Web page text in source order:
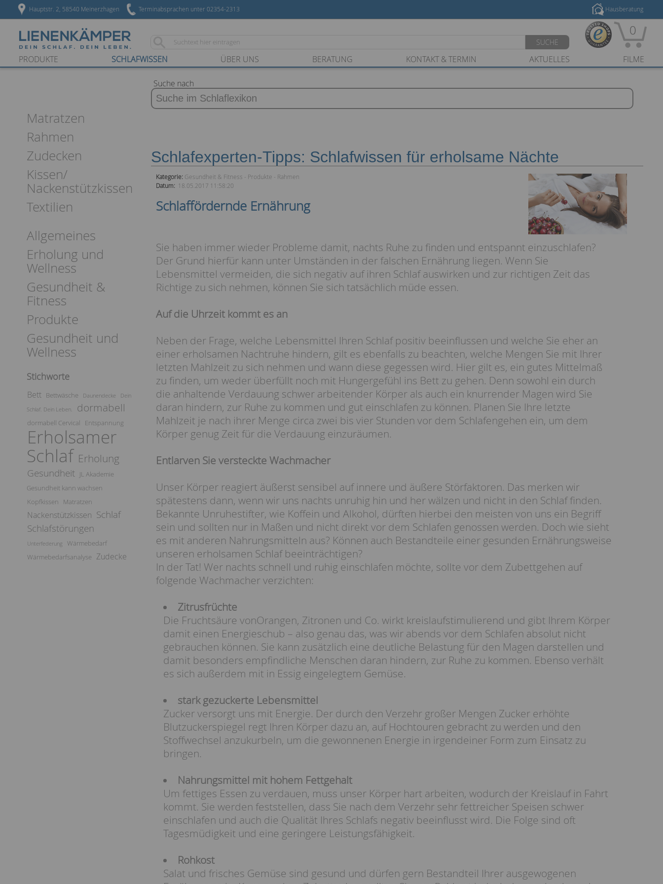
Hauptstr. 2, 58540 Meinerzhagen Terminabsprachen unter 02354-2313 Hausberatung
SUCHE
0
PRODUKTE SCHLAFWISSEN ÜBER UNS BERATUNG KONTAKT & TERMIN AKTUELLES FILME
Matratzen
Rahmen
Zudecken
Kissen/
Nackenstützkissen
Textilien
Allgemeines
Erholung und
Wellness
Gesundheit &
Fitness
Produkte
Gesundheit und
Wellness
Stichworte
Bett Bettwäsche Daunendecke
Dein
Schlaf. Dein Leben.
dormabell
dormabell Cervical Entspannung
Erholsamer
Schlaf Erholung
Gesundheit JL Akademie
Gesundheit kann wachsen
Kopfkissen
Matratzen
Nackenstützkissen Schlaf
Schlafstörungen
Unterfederung
Wärmebedarf
Wärmebedarfsanalyse
Zudecke
Suche nach
Schlafexperten-Tipps: Schlafwissen für erholsame Nächte
Kategorie: Gesundheit & Fitness Produkte
Rahmen
Datum: 18.05.2017 11:58:20
Schlaffördernde Ernährung
Sie haben immer wieder Probleme damit, nachts Ruhe zu finden und entspannt einzuschlafen?
Der Grund hierfür kann unter Umständen in der falschen Ernährung liegen. Wenn Sie
Lebensmittel vermeiden, die sich negativ auf ihren Schlaf auswirken und zur richtigen Zeit das
Richtige zu sich nehmen, können Sie sich tatsächlich müde essen.
Auf die Uhrzeit kommt es an
Neben der Frage, welche Lebensmittel Ihren Schlaf positiv beeinflussen und welche Sie eher an
einer erholsamen Nachtruhe hindern, gilt es ebenfalls zu beachten, welche Mengen Sie mit Ihrer
letzten Mahlzeit zu sich nehmen und wann diese gegessen wird. Hier gilt es, ein gutes Mittelmaß
zu finden, um weder überfüllt noch mit Hungergefühl ins Bett zu gehen. Denn sowohl ein durch
die anhaltende Verdauung schwer arbeitender Körper als auch ein knurrender Magen wird Sie
daran hindern, zur Ruhe zu kommen und gut einschlafen zu können. Planen Sie Ihre letzte
Mahlzeit je nach ihrer Menge circa zwei bis vier Stunden vor dem Schlafengehen ein, um dem
Körper genug Zeit für die Verdauung einzuräumen.
Entlarven Sie versteckte Wachmacher
Unser Körper reagiert äußerst sensibel auf innere und äußere Störfaktoren. Das merken wir
spätestens dann, wenn wir uns nachts unruhig hin und her wälzen und nicht in den Schlaf finden.
Bekannte Unruhestifter, wie Koffein und Alkohol, dürften hierbei den meisten von uns ein Begriff
sein und sollten nur in Maßen und nicht direkt vor dem Schlafen genossen werden. Doch wie sieht
es mit anderen Nahrungsmitteln aus? Können auch Bestandteile einer gesunden Ernährungsweise
unseren erholsamen Schlaf beeinträchtigen?
In der Tat! Wer nachts schnell und ruhig einschlafen möchte, sollte vor dem Zubettgehen auf
folgende Wachmacher verzichten:
Zitrusfrüchte
Die Fruchtsäure vonOrangen, Zitronen und Co. wirkt kreislaufstimulierend und gibt Ihrem Körper
damit einen Energieschub – also genau das, was wir abends vor dem Schlafen absolut nicht
gebrauchen können. Sie kann zusätzlich eine deutliche Belastung für den Magen darstellen und
damit besonders empfindliche Menschen daran hindern, zur Ruhe zu kommen. Ebenso verhält
es sich außerdem mit in Essig eingelegtem Gemüse.
stark gezuckerte Lebensmittel
Zucker versorgt uns mit Energie. Der durch den Verzehr großer Mengen Zucker erhöhte
Blutzuckerspiegel regt Ihren Körper dazu an, auf Hochtouren gebracht zu werden und den
Stoffwechsel anzukurbeln, um die gewonnenen Energie in irgendeiner Form zum Einsatz zu
bringen.
Nahrungsmittel mit hohem Fettgehalt
Um fettiges Essen zu verdauen, muss unser Körper hart arbeiten, wodurch der Kreislauf in Fahrt
kommt. Sie werden feststellen, dass Sie nach dem Verzehr sehr fettreicher Speisen schwer
einschlafen und auch die Qualität Ihres Schlafs negativ beeinflusst wird. Die Folge sind oft
Tagesmüdigkeit und eine geringere Leistungsfähigkeit.
Rohkost
Salat und frisches Gemüse sind gesund und dürfen gern Bestandteil Ihrer ausgewogenen